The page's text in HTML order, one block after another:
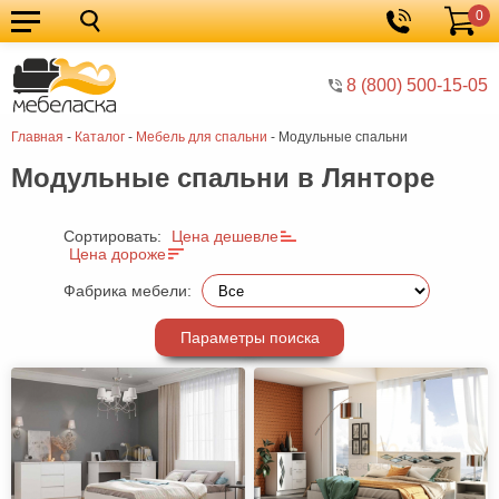
8 (800) 500-15-05
Корзина
0
Главная - Каталог - Мебель для спальни - Модульные спальни
Кухонные
гарнитуры
Мебель
для
кухни
Мебель
для
спальни
Кровати
Шкафы
Детская
в
гостиную
Мебель
для
прихожей
Столы
Комоды
Модульные спальни в Лянторе
Сортировать:
Цена дешевле
Цена дороже
Фабрика мебели:
Параметры поиска